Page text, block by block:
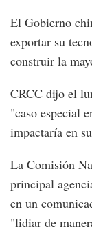
El Gobierno
exportar su
construir la
CRCC dijo el
"caso especial
impactaría en
La Comisión
principal
en un
"lidiar de